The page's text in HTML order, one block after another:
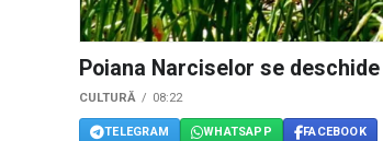
Poiana Narciselor se
CULTURĂ 08:22
TELEGRAM WHATSAPP FACEBOOK